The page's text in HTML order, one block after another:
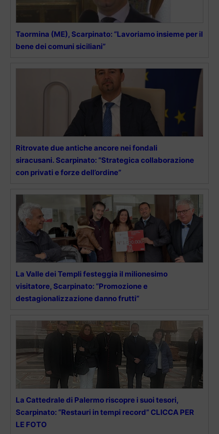
Taormina (ME), Scarpinato: “Lavoriamo insieme per il
bene dei comuni siciliani”
Ritrovate due antiche ancore nei fondali
siracusani. Scarpinato: “Strategica collaborazione
con privati e forze dell’ordine”
La Valle dei Templi festeggia il milionesimo
visitatore, Scarpinato: “Promozione e
destagionalizzazione danno frutti”
La Cattedrale di Palermo riscopre i suoi tesori,
Scarpinato: “Restauri in tempi record” CLICCA PER
LE FOTO